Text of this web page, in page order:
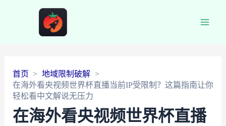
首页
地域限制破解
在海外看央视频世界杯直播当前IP受限制？这篇指南让你
轻松看中文解说无压力
在海外看央视频世界杯直播